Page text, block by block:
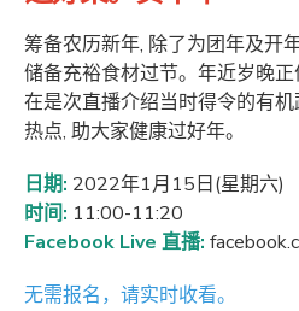
筹备农历新年, 除了为团年及开
储备充裕食材过节。年近岁晚
在是次直播介绍当时得令的有
热点, 助大家健康过好年。
日期: 2022年1月15日(星期六)
时间: 11:00-11:20
Facebook Live 直播:
无需报名，请实时收看。